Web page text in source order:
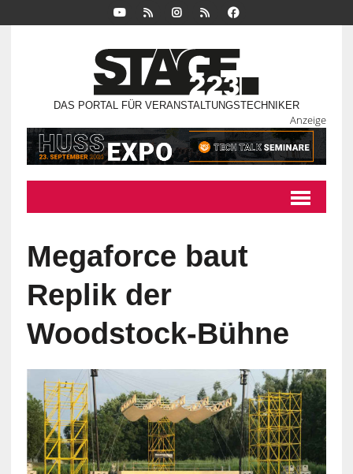
DAS PORTAL FÜR VERANSTALTUNGSTECHNIKER
Anzeige
Megaforce baut
Replik der
Woodstock-Bühne